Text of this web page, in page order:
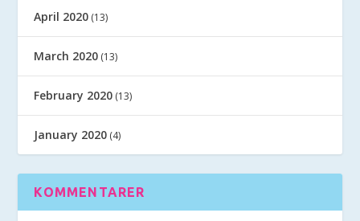
April 2020 (13)
March 2020 (13)
February 2020 (13)
January 2020 (4)
KOMMENTARER